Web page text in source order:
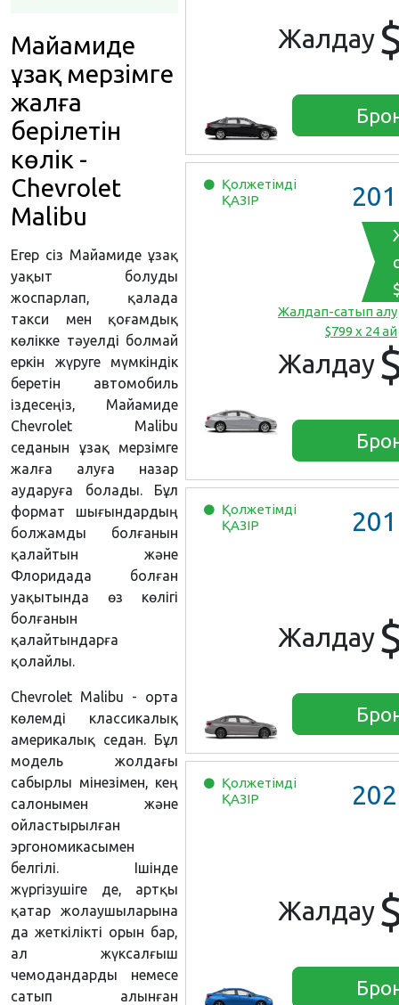
Жалдау
Қолжетімді
ҚАЗІР
Жалдап-сатып алу
$799 x 24 ай
Жалдау
Қолжетімді
ҚАЗІР
Жалдау
Қолжетімді
ҚАЗІР
Жалдау
Майамиде
ұзақ мерзімге
жалға
берілетін
көлік -
Chevrolet
Malibu
Егер сіз Майамиде ұзақ
уақыт болуды
жоспарлап, қалада
такси мен қоғамдық
көлікке тәуелді болмай
еркін жүруге мүмкіндік
беретін автомобиль
іздесеңіз, Майамиде
Chevrolet Malibu
седанын ұзақ мерзімге
жалға алуға назар
аударуға болады. Бұл
формат шығындардың
болжамды болғанын
қалайтын және
Флоридада болған
уақытында өз көлігі
болғанын
қалайтындарға
қолайлы.
Chevrolet Malibu - орта
көлемді классикалық
америкалық седан. Бұл
модель жолдағы
сабырлы мінезімен, кең
салонымен және
ойластырылған
эргономикасымен
белгілі. Ішінде
жүргізушіге де, артқы
қатар жолаушыларына
да жеткілікті орын бар,
ал жүксалғыш
чемодандарды немесе
сатып алынған